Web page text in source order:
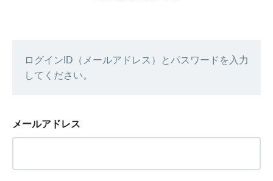
ログインID（メールアドレス）とパスワードを入力
してください。
メールアドレス